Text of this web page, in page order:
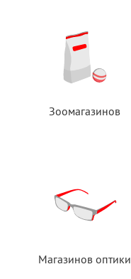
Зоомагазинов
Магазинов оптики